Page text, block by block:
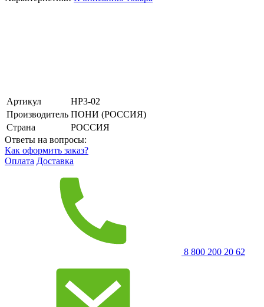
Артикул
НР3-02
Производитель ПОНИ (РОССИЯ)
Страна
РОССИЯ
Ответы на вопросы:
Как оформить заказ?
Оплата Доставка
8 800 200 20 62